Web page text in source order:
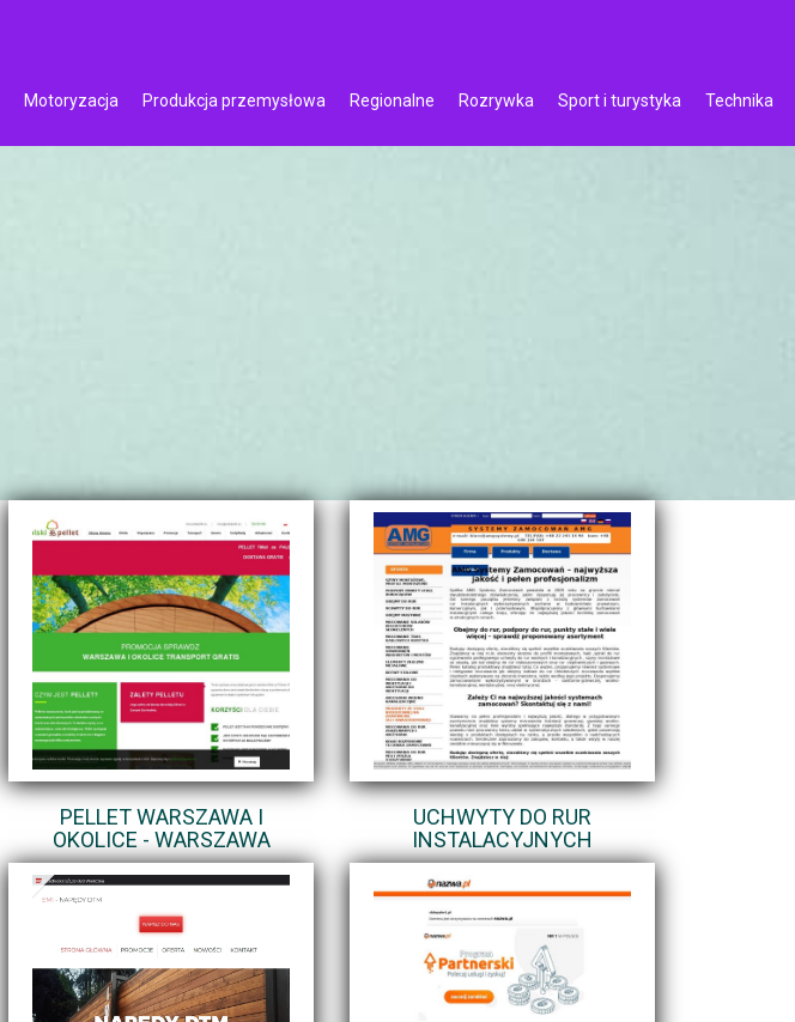
Motoryzacja Produkcja przemysłowa Regionalne Rozrywka Sport i turystyka
Technika
PELLET WARSZAWA I
OKOLICE - WARSZAWA
UCHWYTY DO RUR
INSTALACYJNYCH